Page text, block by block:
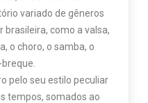
variado de gêneros
brasileira, como a valsa,
o choro, o samba, o
pelo seu estilo peculiar
tempos, somados ao